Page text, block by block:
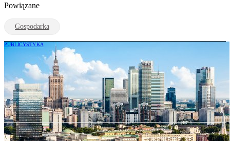
Powiązane
Gospodarka
PUBLICYSTYKA
Janusz Lewandowski: Polska i Niemcy.
Od „Polnische Wirtschaft” do
partnerstwa